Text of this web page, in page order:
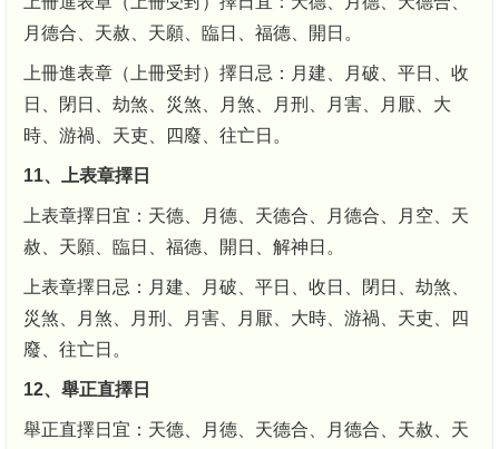
月德合、天赦、天願、臨日、福德、開日。
上冊進表章（上冊受封）擇日忌：月建、月破、平日、收
日、閉日、劫煞、災煞、月煞、月刑、月害、月厭、大
時、游禍、天吏、四廢、往亡日。
11、上表章擇日
上表章擇日宜：天德、月德、天德合、月德合、月空、天
赦、天願、臨日、福德、開日、解神日。
上表章擇日忌：月建、月破、平日、收日、閉日、劫煞、
災煞、月煞、月刑、月害、月厭、大時、游禍、天吏、四
廢、往亡日。
12、舉正直擇日
舉正直擇日宜：天德、月德、天德合、月德合、天赦、天